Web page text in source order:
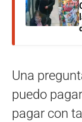
Una
puedo
pagar con